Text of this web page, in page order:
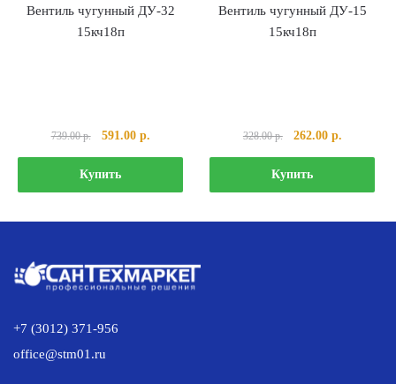
Вентиль чугунный ДУ-32
15кч18п
739.00р.
Первоначальная
цена
составляла
739.00 р..
591.00 р.Текущая
цена:
Купить
Вентиль чугунный ДУ-15
15кч18п
328.00р.
Первоначальная
цена
составляла
328.00 р..
262.00 р.Текущая
цена:
Купить
+7 (3012) 371-956
office@stm01.ru